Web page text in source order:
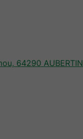
64290 AUBERTIN